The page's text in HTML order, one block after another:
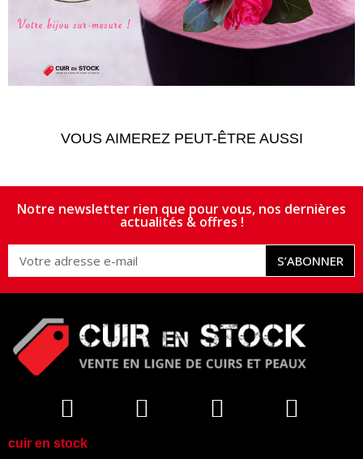
VOUS AIMEREZ PEUT-ÊTRE AUSSI
Notre newsletter rien que pour vous, nos dernières
actualités & offres !
S’ABONNER
cuir en stock